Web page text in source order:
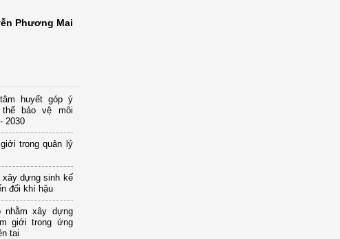
Phương Mai
huyết góp ý
bảo vệ môi
2030
trong quản lý
xây dựng sinh kế
đổi khí hậu
nhằm xây dựng
giới trong ứng
tai